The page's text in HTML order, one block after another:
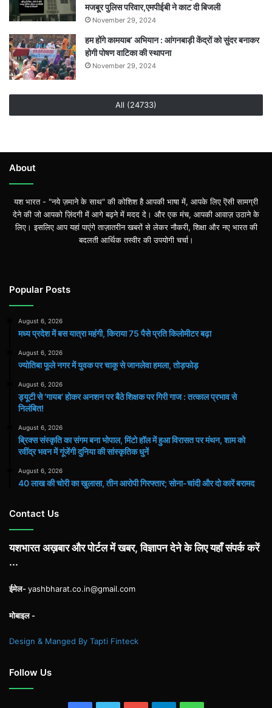
मजबूर पुलिस परिवार,एमपीईबी ने काट दी बिजली
November 29, 2024
हम होंगे कामयाब’ अभियान : आंगनबाड़ी केंद्रों को सुंदर बनाकर
होगी पोषण वाटिका की स्थापना
November 29, 2024
All (24733)
About
यश भारत - "नये ज़माने के साथ" की कोशिश है आपकी भाषा में, आपके लिए ऎसी सामग्री
देने की जो आपको ज़िंदगी में आगे बढ़ने में मदद दे। और एक मंच, आपकी आवाज़ उठाने के
लिए। इसलिए आप यहां पाएंगे ताज़ातरीन खबरों से लेकर नौकरी, शिक्षा और नए भारत की
बदलती आर्थिक तस्वीर की उपयोगी चर्चा।
Popular Posts
August 6, 2026
मध्य प्रदेश में बस यात्रा महंगी, किराया 75 पैसे प्रति किलोमीटर बढ़ा
August 6, 2026
ज्योतिबा फूले नगर में युवक पर चाकू से जानलेवा हमला, तोड़फोड़
August 6, 2026
ड्यूटी से ‘गायब’ होकर अनशन पर बैठे शिक्षक पर गिरी गाज : तत्काल प्रभाव से
निलंबित!
August 6, 2026
ब्रिक्स संस्कृति का संगम बना भोपाल, मिंटो हॉल में हुआ विरासत पर मंथन, शाम को
रवींद्र भवन में गूंजेंगी दुनिया की सांस्कृतिक धुनें
August 6, 2026
40 लाख की चोरी का खुलासा, तीन आरोपी गिरफ्तार; सोना-चांदी और दो कारें बरामद
Contact Us
यशभारत अख़बार और पोर्टल में खबर, विज्ञापन देने के लिए यहाँ संपर्क करें
...
ईमेल-yashbharat.co.in@gmail.com
मोबाइल -
Design & Manged By Tapti Finteck
Follow Us